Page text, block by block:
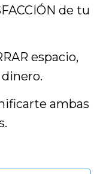
de tu
espacio,
ambas